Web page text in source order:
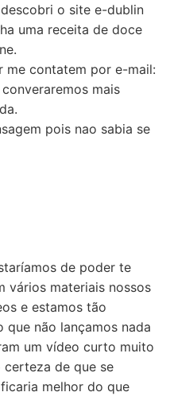
o site e-dublin
uma receita de doce
me contatem por e-mail:
converaremos mais
pois nao sabia se
de poder te
vários materiais nossos
e estamos tão
não lançamos nada
um vídeo curto muito
certeza de que se
melhor do que